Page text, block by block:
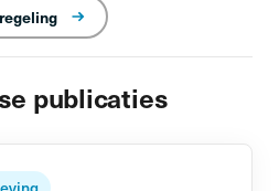
publicaties